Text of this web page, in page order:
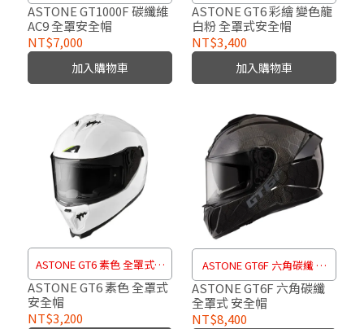
AC9 全罩安全帽
ASTONE GT1000F 碳纖維
AC9 全罩安全帽
NT$7,000
加入購物車
粉 全罩式安全帽
ASTONE GT6 彩繪 變色龍
白粉 全罩式安全帽
NT$3,400
加入購物車
ASTONE GT6 素色 全罩式安
全帽
ASTONE GT6 素色 全罩式
安全帽
NT$3,200
ASTONE GT6F 六角碳纖 全
罩式 安全帽
ASTONE GT6F 六角碳纖
全罩式 安全帽
NT$8,400